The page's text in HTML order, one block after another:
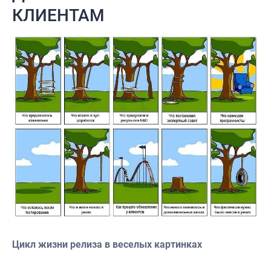
КЛИЕНТАМ
Цикл жизни релиза в веселых картинках